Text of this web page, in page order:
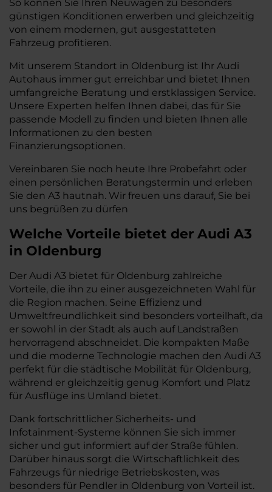
So können Sie Ihren Neuwagen zu besonders
günstigen Konditionen erwerben und gleichzeitig
von einem modernen, gut ausgestatteten
Fahrzeug profitieren.
Mit unserem Standort in Oldenburg ist Ihr Audi
Autohaus immer gut erreichbar und bietet Ihnen
umfangreiche Beratung und erstklassigen Service.
Unsere Experten helfen Ihnen dabei, das für Sie
passende Modell zu finden und bieten Ihnen alle
Informationen zu den besten
Finanzierungsoptionen.
Vereinbaren Sie noch heute Ihre Probefahrt oder
einen persönlichen Beratungstermin und erleben
Sie den A3 hautnah. Wir freuen uns darauf, Sie bei
uns begrüßen zu dürfen
Welche Vorteile bietet der Audi A3
in Oldenburg
Der Audi A3 bietet für Oldenburg zahlreiche
Vorteile, die ihn zu einer ausgezeichneten Wahl für
die Region machen. Seine Effizienz und
Umweltfreundlichkeit sind besonders vorteilhaft, da
er sowohl in der Stadt als auch auf Landstraßen
hervorragend abschneidet. Die kompakten Maße
und die moderne Technologie machen den Audi A3
perfekt für die städtische Mobilität für Oldenburg,
während er gleichzeitig genug Komfort und Platz
für Ausflüge ins Umland bietet.
Dank fortschrittlicher Sicherheits- und
Infotainment-Systeme können Sie sich immer
sicher und gut informiert auf der Straße fühlen.
Darüber hinaus sorgt die Wirtschaftlichkeit des
Fahrzeugs für niedrige Betriebskosten, was
besonders für Pendler in Oldenburg von Vorteil ist.